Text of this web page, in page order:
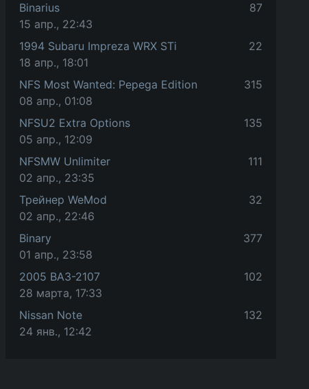
Binarius
15 апр., 22:43
87
1994 Subaru Impreza WRX STi
18 апр., 18:01
22
NFS Most Wanted: Pepega Edition
08 апр., 01:08
315
NFSU2 Extra Options
05 апр., 12:09
135
NFSMW Unlimiter
02 апр., 23:35
111
Трейнер WeMod
02 апр., 22:46
32
Binary
01 апр., 23:58
377
2005 ВАЗ-2107
28 марта, 17:33
102
Nissan Note
24 янв., 12:42
132